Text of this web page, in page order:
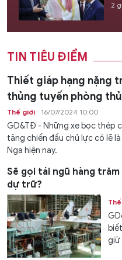
2
TIN TIÊU ĐIỂM
Thiết giáp hạng nặng
thủng tuyến phòng
Thế giới 16/07/2024 10:00
GD&TĐ - Những xe bọc thép
tăng chiến đấu chủ lực có lẽ
Nga hiện nay.
Sẽ gọi tái ngũ hàng
dự trữ?
giữ